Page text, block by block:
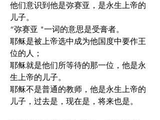
他们意识到他是弥赛亚，是永生上帝的
儿子。
“弥赛亚 "一词的意思是受膏者。
耶稣是被上帝选中成为他国度中要作王
位的人；
耶稣就是他们所等待的那一位，他是永
生上帝的儿子。
耶稣不是普通的教师，他是永生上帝的
儿子，过去是，现在是，将来也是。